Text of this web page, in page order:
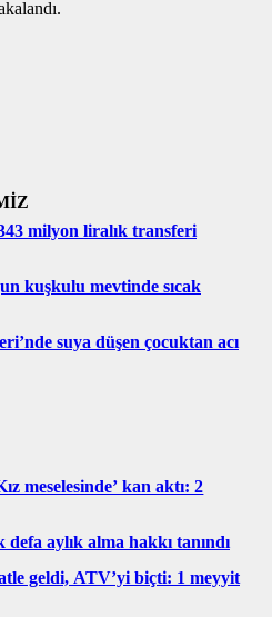
milyon liralık transferi
kuşkulu mevtinde sıcak
suya düşen çocuktan acı
meselesinde’ kan aktı: 2
aylık alma hakkı tanındı
geldi, ATV’yi biçti: 1 meyyit